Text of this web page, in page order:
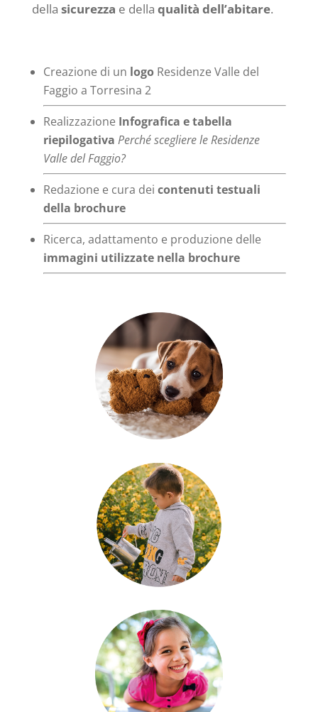
della sicurezza e della qualità dell’abitare.
Creazione di un logoResidenze Valle del
Faggio a Torresina 2
Realizzazione Infografica e tabella
riepilogativa Perché scegliere le Residenze
Valle del Faggio?
Redazione e cura dei contenuti testuali
della brochure
Ricerca, adattamento e produzione delle
immagini utilizzate nella brochure